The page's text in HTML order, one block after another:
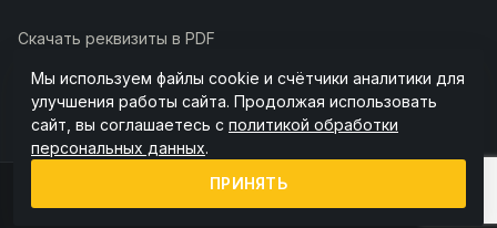
Скачать реквизиты в PDF
(Скачать договор)
Мы используем файлы cookie и счётчики аналитики для
улучшения работы сайта. Продолжая использовать
сайт, вы соглашаетесь с политикой обработки
персональных данных.
ПРИНЯТЬ